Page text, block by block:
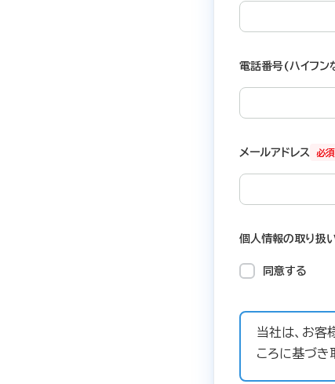
電話番号(ハイフン
必須
メールアドレス
個人情報の取り扱
同意する
当社は、お客
ころに基づき